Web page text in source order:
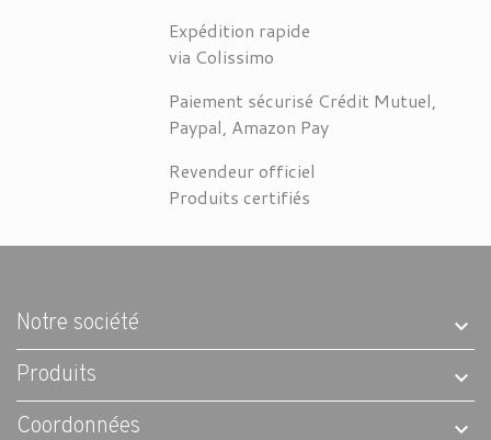
Expédition rapide
via Colissimo
Paiement sécurisé Crédit Mutuel,
Paypal, Amazon Pay
Revendeur officiel
Produits certifiés
Notre société
Produits
Coordonnées